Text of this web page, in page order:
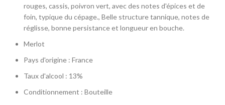
initial
était :
5
actuel
est :
4
rouges, cassis, poivron vert, avec des notes d'épices et de
foin, typique du cépage., Belle structure tannique, notes de
réglisse, bonne persistance et longueur en bouche.
Merlot
Pays d'origine : France
Taux d'alcool : 13%
Conditionnement : Bouteille